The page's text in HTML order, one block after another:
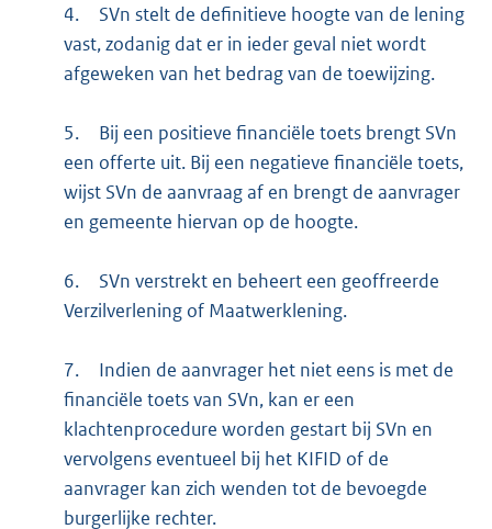
4.
SVn stelt de definitieve hoogte van de lening
vast, zodanig dat er in ieder geval niet wordt
afgeweken van het bedrag van de toewijzing.
5.
Bij een positieve financiële toets brengt SVn
een offerte uit. Bij een negatieve financiële toets,
wijst SVn de aanvraag af en brengt de aanvrager
en gemeente hiervan op de hoogte.
6.
SVn verstrekt en beheert een geoffreerde
Verzilverlening of Maatwerklening.
7.
Indien de aanvrager het niet eens is met de
financiële toets van SVn, kan er een
klachtenprocedure worden gestart bij SVn en
vervolgens eventueel bij het KIFID of de
aanvrager kan zich wenden tot de bevoegde
burgerlijke rechter.